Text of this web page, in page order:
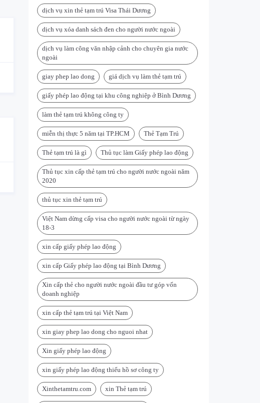
dịch vụ xin thẻ tạm trú Visa Thái Dương
dịch vụ xóa danh sách đen cho người nước ngoài
dịch vụ làm công văn nhập cảnh cho chuyên gia nước
ngoài
giay phep lao dong giá dịch vụ làm thẻ tạm trú
giấy phép lao động tại khu công nghiệp ở Bình Dương
làm thẻ tạm trú không công ty
miễn thị thực 5 năm tại TP.HCM Thẻ Tạm Trú
Thẻ tạm trú là gì Thủ tục làm Giấy phép lao động
Thủ tục xin cấp thẻ tạm trú cho người nước ngoài năm
2020
thủ tục xin thẻ tạm trú
Việt Nam dừng cấp visa cho người nước ngoài từ ngày
18-3
xin cấp giấy phép lao động
xin cấp Giấy phép lao động tại Bình Dương
Xin cấp thẻ cho người nước ngoài đầu tư góp vốn
doanh nghiệp
xin cấp thẻ tạm trú tại Việt Nam
xin giay phep lao dong cho nguoi nhat
Xin giấy phép lao động
xin giấy phép lao động thiếu hồ sơ công ty
Xinthetamtru.com xin Thẻ tạm trú